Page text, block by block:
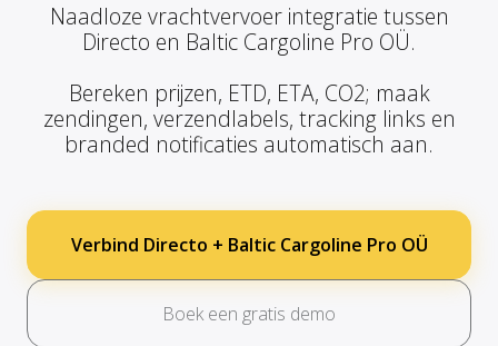
Naadloze vrachtvervoer integratie tussen
Directo en Baltic Cargoline Pro OÜ.
Bereken prijzen, ETD, ETA, CO2; maak
zendingen, verzendlabels, tracking links en
branded notificaties automatisch aan.
Verbind Directo + Baltic Cargoline Pro OÜ
Boek een gratis demo